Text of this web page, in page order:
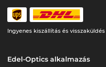
Ingyenes kiszállítás és visszaküldés
Edel-Optics alkalmazás